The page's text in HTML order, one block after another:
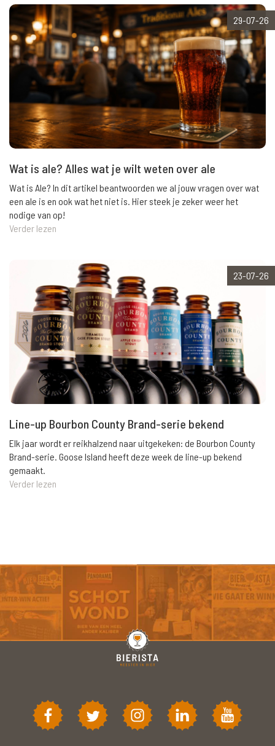
29-07-26
Wat is ale? Alles wat je wilt weten over ale
Wat is Ale? In dit artikel beantwoorden we al jouw vragen over wat
een ale is en ook wat het niet is. Hier steek je zeker weer het
nodige van op!
Verder lezen
23-07-26
Line-up Bourbon County Brand-serie bekend
Elk jaar wordt er reikhalzend naar uitgekeken: de Bourbon County
Brand-serie. Goose Island heeft deze week de line-up bekend
gemaakt.
Verder lezen